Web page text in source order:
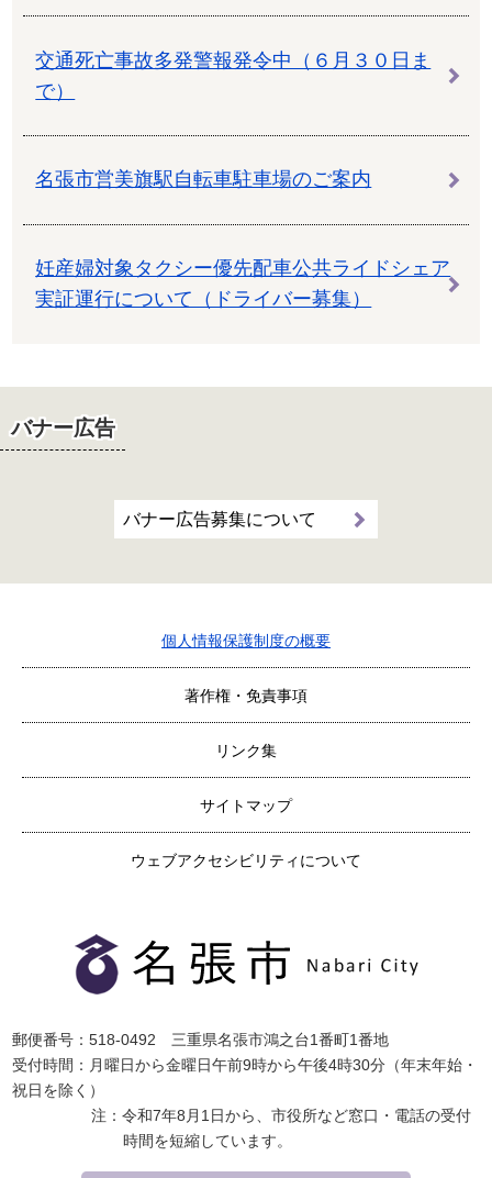
交通死亡事故多発警報発令中（６月３０日ま
で）
名張市営美旗駅自転車駐車場のご案内
妊産婦対象タクシー優先配車公共ライドシェア
実証運行について（ドライバー募集）
バナー広告
バナー広告募集について
個人情報保護制度の概要
著作権・免責事項
リンク集
サイトマップ
ウェブアクセシビリティについて
郵便番号：518-0492 三重県名張市鴻之台1番町1番地
受付時間：月曜日から金曜日午前9時から午後4時30分（年末年始・
祝日を除く）
注：令和7年8月1日から、市役所など窓口・電話の受付
時間を短縮しています。